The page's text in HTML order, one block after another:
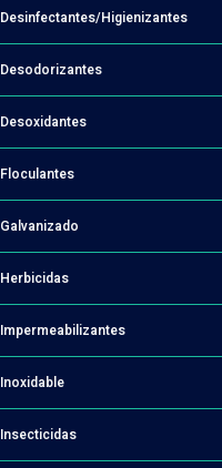
Desinfectantes/Higienizantes
Desodorizantes
Desoxidantes
Floculantes
Galvanizado
Herbicidas
Impermeabilizantes
Inoxidable
Insecticidas